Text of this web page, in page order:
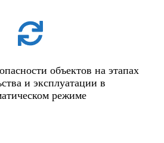
объектов на этапах
и эксплуатации в
режиме